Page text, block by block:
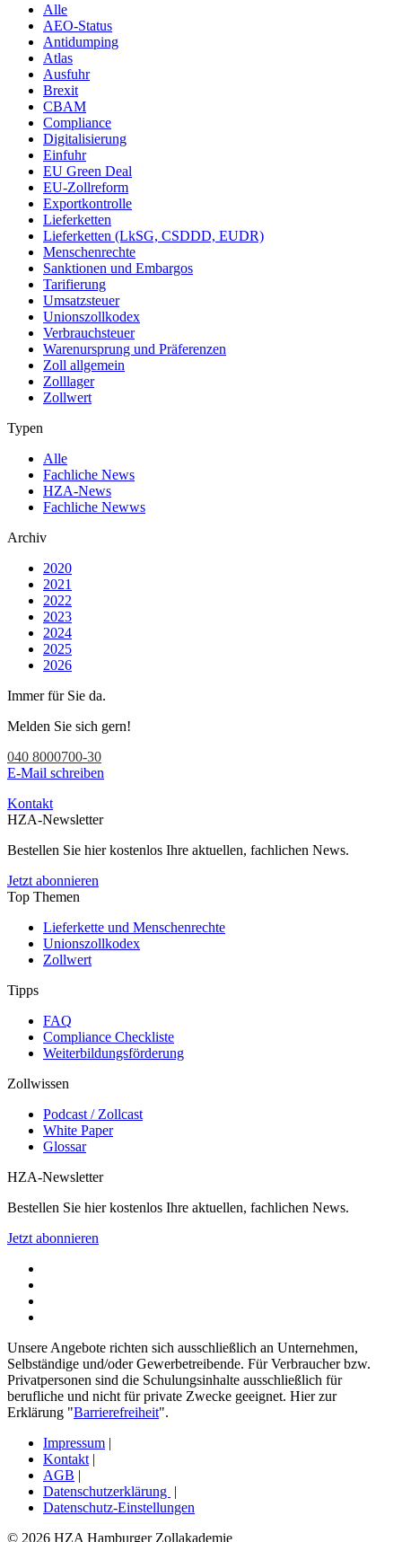
Alle
AEO-Status
Antidumping
Atlas
Ausfuhr
Brexit
CBAM
Compliance
Digitalisierung
Einfuhr
EU Green Deal
EU-Zollreform
Exportkontrolle
Lieferketten
Lieferketten (LkSG, CSDDD, EUDR)
Menschenrechte
Sanktionen und Embargos
Tarifierung
Umsatzsteuer
Unionszollkodex
Verbrauchsteuer
Warenursprung und Präferenzen
Zoll allgemein
Zolllager
Zollwert
Typen
Alle
Fachliche News
HZA-News
Fachliche Newws
Archiv
2020
2021
2022
2023
2024
2025
2026
Immer für Sie da.
Melden Sie sich gern!
040 8000700-30
E-Mail schreiben
Kontakt
HZA-Newsletter
Bestellen Sie hier kostenlos Ihre aktuellen, fachlichen News.
Jetzt abonnieren
Top Themen
Lieferkette und Menschenrechte
Unionszollkodex
Zollwert
Tipps
FAQ
Compliance Checkliste
Weiterbildungsförderung
Zollwissen
Podcast / Zollcast
White Paper
Glossar
HZA-Newsletter
Bestellen Sie hier kostenlos Ihre aktuellen, fachlichen News.
Jetzt abonnieren
Unsere Angebote richten sich ausschließlich an Unternehmen,
Selbständige und/oder Gewerbetreibende. Für Verbraucher bzw.
Privatpersonen sind die Schulungsinhalte ausschließlich für
berufliche und nicht für private Zwecke geeignet. Hier zur
Erklärung "Barrierefreiheit".
Impressum |
Kontakt |
AGB |
Datenschutzerklärung |
Datenschutz-Einstellungen
© 2026 HZA Hamburger Zollakademie